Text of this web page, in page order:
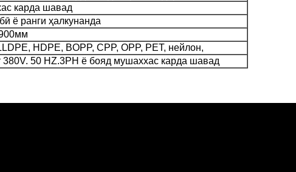
карда шавад
ё ранги ҳалкунанда
HDPE, BOPP, CPP, OPP, PET, нейлон,
380V. 50 HZ.3PH ё бояд мушаххас карда шавад